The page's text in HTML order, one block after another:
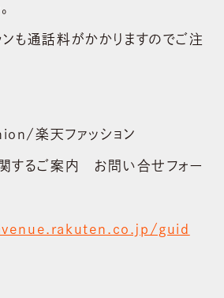
も通話料がかかりますのでご注
楽天ファッション
するご案内 お問い合せフォー
guid